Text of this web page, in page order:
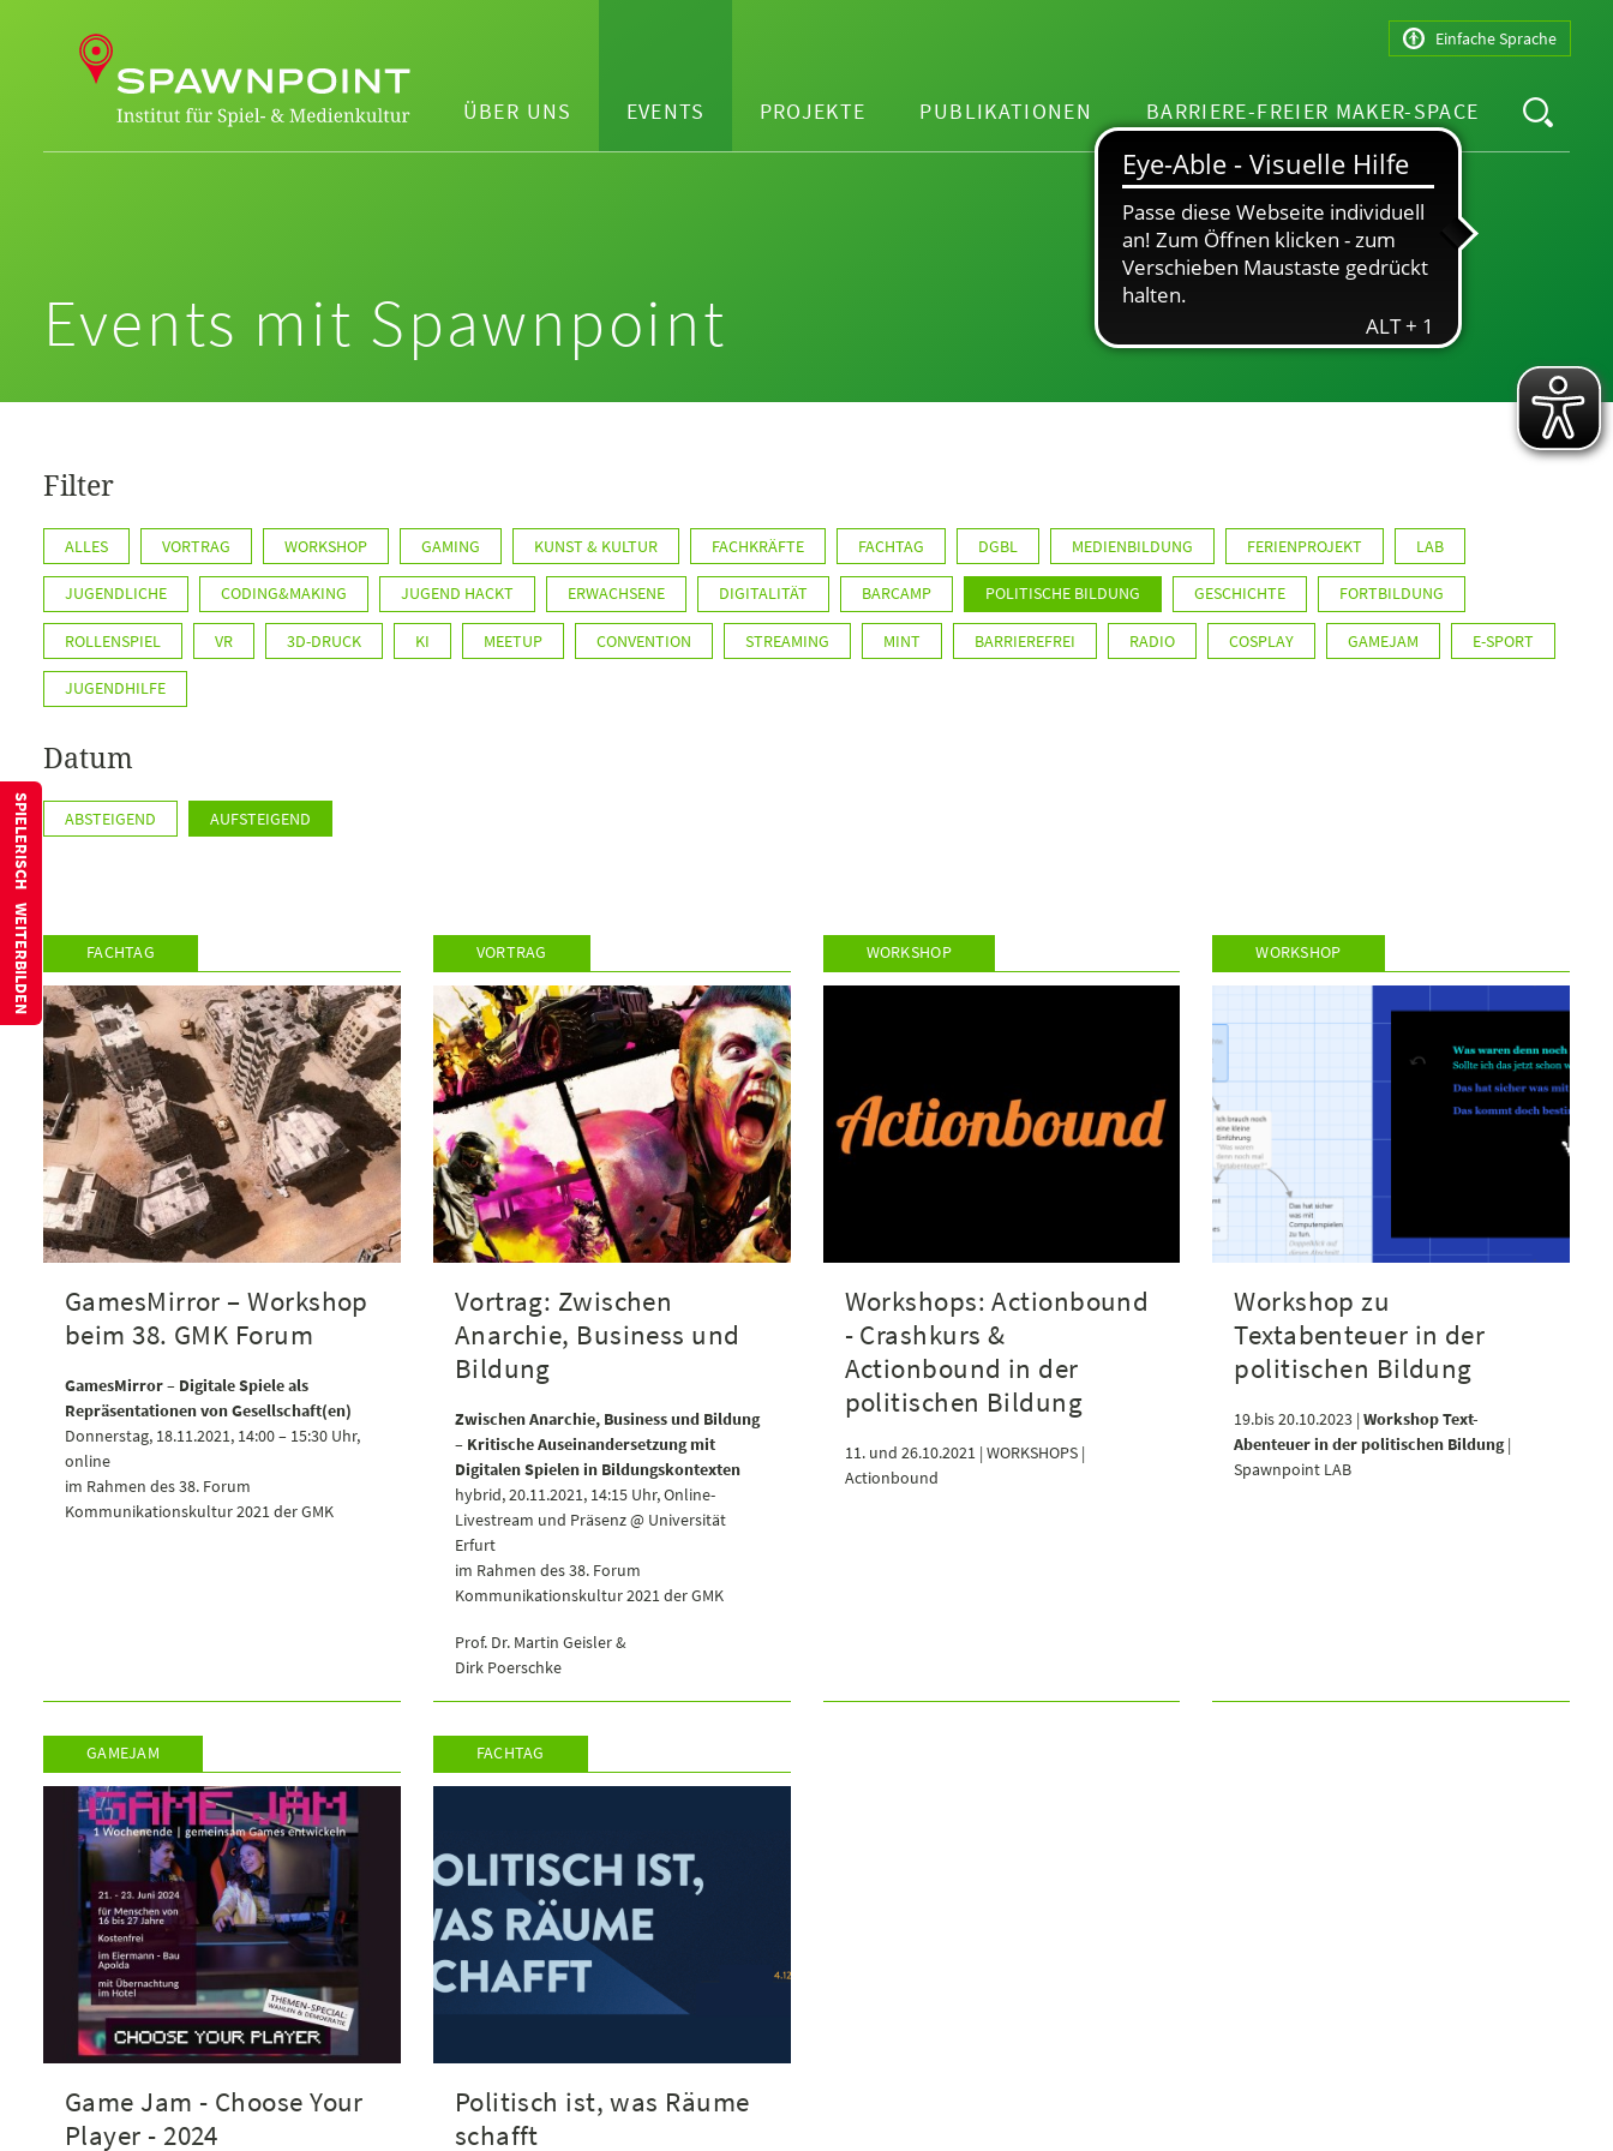
Einfache Sprache
ÜBER UNS EVENTS PROJEKTE PUBLIKATIONEN BARRIERE-FREIER MAKER-SPACE
Events mit Spawnpoint
Filter
ALLES VORTRAG WORKSHOP GAMING KUNST & KULTUR FACHKRÄFTE FACHTAG DGBL MEDIENBILDUNG FERIENPROJEKT LAB
JUGENDLICHE CODING&MAKING JUGEND HACKT ERWACHSENE DIGITALITÄT BARCAMP POLITISCHE BILDUNG GESCHICHTE FORTBILDUNG
ROLLENSPIEL VR 3D-DRUCK KI MEETUP CONVENTION STREAMING MINT BARRIEREFREI RADIO COSPLAY GAMEJAM E-SPORT
JUGENDHILFE
Datum
ABSTEIGEND AUFSTEIGEND
FACHTAG
GamesMirror – Workshop
beim 38. GMK Forum
GamesMirror – Digitale Spiele als
Repräsentationen von Gesellschaft(en)
Donnerstag, 18.11.2021, 14:00 – 15:30 Uhr,
online
im Rahmen des 38. Forum
Kommunikationskultur 2021 der GMK
VORTRAG
Vortrag: Zwischen
Anarchie, Business und
Bildung
Zwischen Anarchie, Business und Bildung
– Kritische Auseinandersetzung mit
Digitalen Spielen in Bildungskontexten
hybrid, 20.11.2021, 14:15 Uhr, Online-
Livestream und Präsenz @ Universität
Erfurt
im Rahmen des 38. Forum
Kommunikationskultur 2021 der GMK
Prof. Dr. Martin Geisler &
Dirk Poerschke
WORKSHOP
Workshops: Actionbound
- Crashkurs &
Actionbound in der
politischen Bildung
11. und 26.10.2021 | WORKSHOPS |
Actionbound
WORKSHOP
Workshop zu
Textabenteuer in der
politischen Bildung
19.bis 20.10.2023 |Workshop Text-
Abenteuer in der politischen Bildung|
Spawnpoint LAB
GAMEJAM
Game Jam - Choose Your
Player - 2024
FACHTAG
Politisch ist, was Räume
schafft
SPIELERISCH WEITERBILDEN